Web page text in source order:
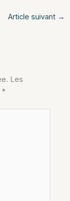
Article suivant →
Les
*